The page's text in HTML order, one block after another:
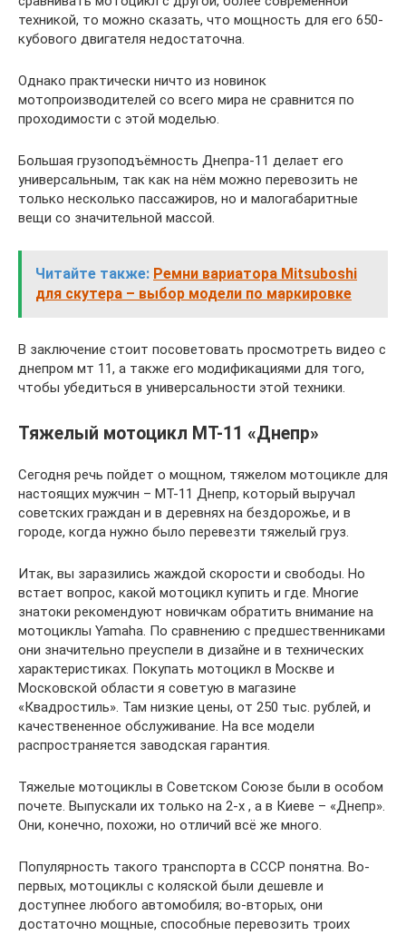
техникой, то можно сказать, что мощность для его 650-
кубового двигателя недостаточна.
Однако практически ничто из новинок
мотопроизводителей со всего мира не сравнится по
проходимости с этой моделью.
Большая грузоподъёмность Днепра-11 делает его
универсальным, так как на нём можно перевозить не
только несколько пассажиров, но и малогабаритные
вещи со значительной массой.
Читайте также: Ремни вариатора Mitsuboshi
для скутера – выбор модели по маркировке
В заключение стоит посоветовать просмотреть видео с
днепром мт 11, а также его модификациями для того,
чтобы убедиться в универсальности этой техники.
Тяжелый мотоцикл МТ-11 «Днепр»
Сегодня речь пойдет о мощном, тяжелом мотоцикле для
настоящих мужчин – МТ-11 Днепр, который выручал
советских граждан и в деревнях на бездорожье, и в
городе, когда нужно было перевезти тяжелый груз.
Итак, вы заразились жаждой скорости и свободы. Но
встает вопрос, какой мотоцикл купить и где. Многие
знатоки рекомендуют новичкам обратить внимание на
мотоциклы Yamaha. По сравнению с предшественниками
они значительно преуспели в дизайне и в технических
характеристиках. Покупать мотоцикл в Москве и
Московской области я советую в магазине
«Квадростиль». Там низкие цены, от 250 тыс. рублей, и
качествененное обслуживание. На все модели
распространяется заводская гарантия.
Тяжелые мотоциклы в Советском Союзе были в особом
почете. Выпускали их только на 2-х , а в Киеве – «Днепр».
Они, конечно, похожи, но отличий всё же много.
Популярность такого транспорта в СССР понятна. Во-
первых, мотоциклы с коляской были дешевле и
доступнее любого автомобиля; во-вторых, они
достаточно мощные, способные перевозить троих